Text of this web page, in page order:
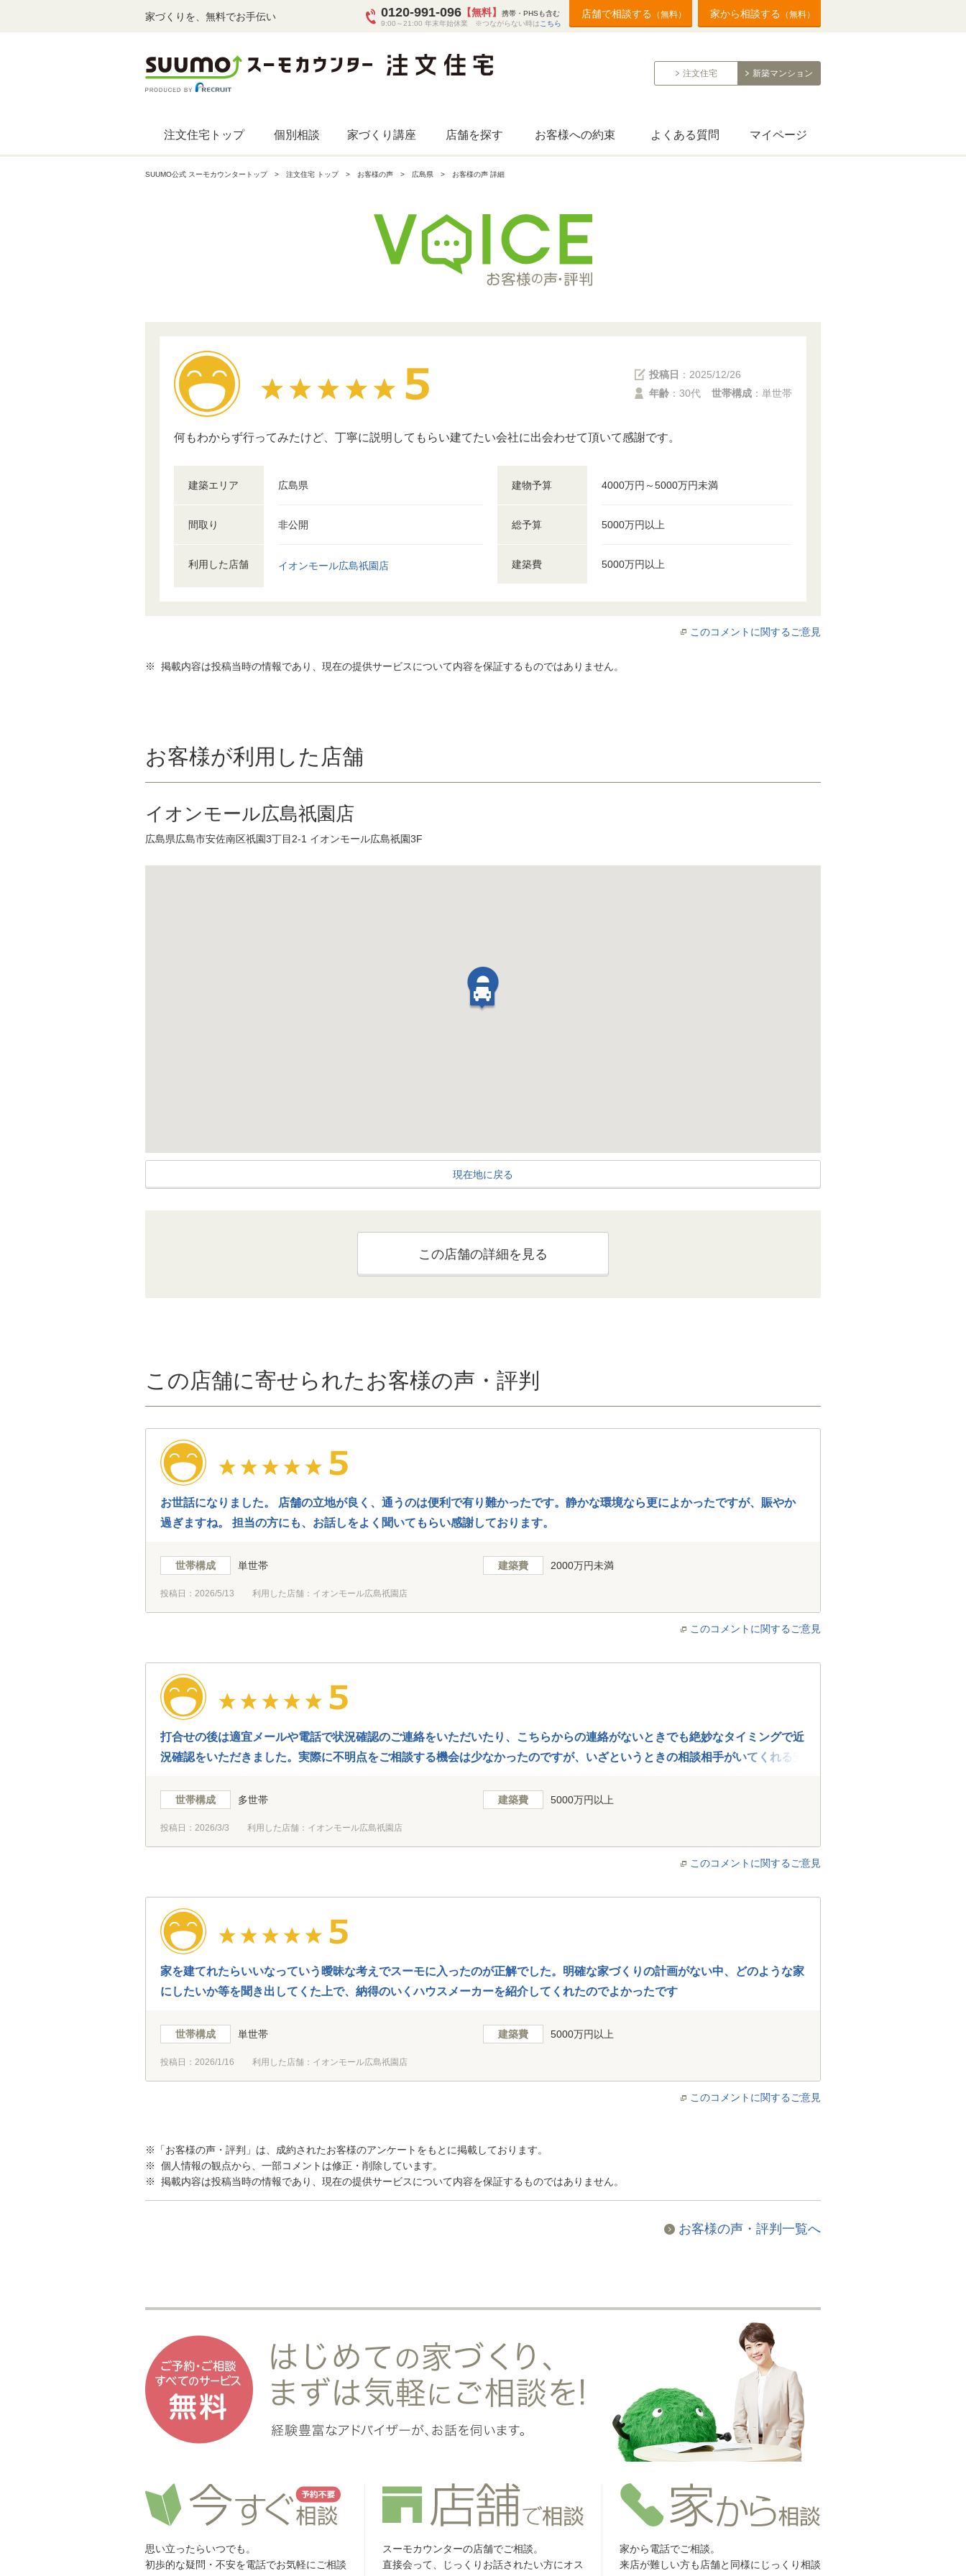
家づくりを、無料でお手伝い 0120-991-096 【無料】
携帯・PHSも含む
9:00～21:00 年末年始休業 ※つながらない時は こちら
店舗で相談する （無料） 家から相談する （無料）
注文住宅 新築マンション
注文住宅トップ 個別相談 家づくり講座 店舗を探す お客様への約束 よくある質問 マイページ
SUUMO公式 スーモカウンタートップ 注文住宅 トップ お客様の声 広島県 お客様の声 詳細
投稿日 ： 2025/12/26
年齢 ：30代 世帯構成 ：単世帯
何もわからず行ってみたけど、丁寧に説明してもらい建てたい会社に出会わせて頂いて感謝です。
建築エリア 広島県
間取り 非公開
利用した店舗 イオンモール広島祇園店
建物予算 4000万円～5000万円未満
総予算 5000万円以上
建築費 5000万円以上
このコメントに関するご意見
※ 掲載内容は投稿当時の情報であり、現在の提供サービスについて内容を保証するものではありません。
お客様が利用した店舗
イオンモール広島祇園店
広島県広島市安佐南区祇園3丁目2-1 イオンモール広島祇園3F
現在地に戻る
この店舗の詳細を見る
この店舗に寄せられたお客様の声・評判
お世話になりました。 店舗の立地が良く、通うのは便利で有り難かったです。静かな環境なら更によかったですが、賑やか
過ぎますね。 担当の方にも、お話しをよく聞いてもらい感謝しております。
世帯構成 単世帯 建築費 2000万円未満
投稿日： 2026/5/13 利用した店舗：イオンモール広島祇園店
このコメントに関するご意見
打合せの後は適宜メールや電話で状況確認のご連絡をいただいたり、こちらからの連絡がないときでも絶妙なタイミングで近
況確認をいただきました。実際に不明点をご相談する機会は少なかったのですが、いざというときの相談相手がいてくれる安
世帯構成 多世帯 建築費 5000万円以上
投稿日： 2026/3/3 利用した店舗：イオンモール広島祇園店
このコメントに関するご意見
家を建てれたらいいなっていう曖昧な考えでスーモに入ったのが正解でした。明確な家づくりの計画がない中、どのような家
にしたいか等を聞き出してくた上で、納得のいくハウスメーカーを紹介してくれたのでよかったです
世帯構成 単世帯 建築費 5000万円以上
投稿日： 2026/1/16 利用した店舗：イオンモール広島祇園店
このコメントに関するご意見
※「お客様の声・評判」は、成約されたお客様のアンケートをもとに掲載しております。
※ 個人情報の観点から、一部コメントは修正・削除しています。
※ 掲載内容は投稿当時の情報であり、現在の提供サービスについて内容を保証するものではありません。
お客様の声・評判一覧へ
思い立ったらいつでも。
初歩的な疑問・不安を電話でお気軽にご相談
スーモカウンターの店舗でご相談。
直接会って、じっくりお話されたい方にオス
家から電話でご相談。
来店が難しい方も店舗と同様にじっくり相談